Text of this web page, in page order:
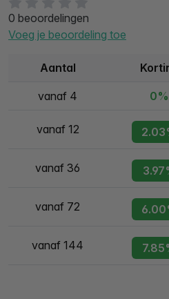
0 beoordelingen
Voeg je beoordeling toe
Aantal
vanaf 4 0%
vanaf 12
vanaf 36
vanaf 72
vanaf 144